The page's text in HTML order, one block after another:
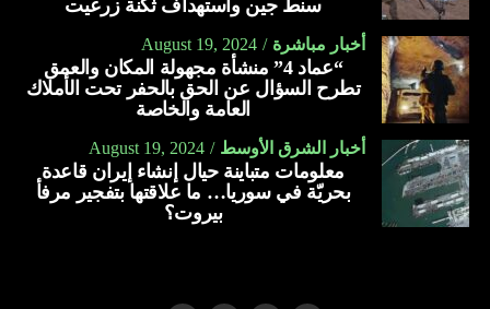
سنط جين واستهداف ثكنة زرعيت
أخبار مباشرة August 19, 2024
“عماد 4” منشأة مجهولة المكان والعمق
تطرح السؤال عن الحق بالحفر تحت الأملاك
العامة والخاصة
أخبار الشرق الأوسط August 19, 2024
معلومات متباينة حيال إنشاء إيران قاعدة
بحريّة في سوريا… ما علاقتها بتفجير مرفأ
بيروت؟